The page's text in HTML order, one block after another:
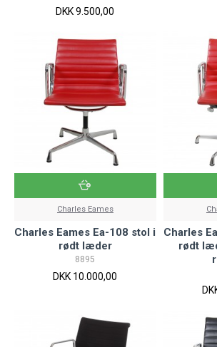
DKK 9.500,00
Charles Eames
Charles Eames Ea-108 stol i
rødt læder
8895
DKK 10.000,00
Charles
rødt